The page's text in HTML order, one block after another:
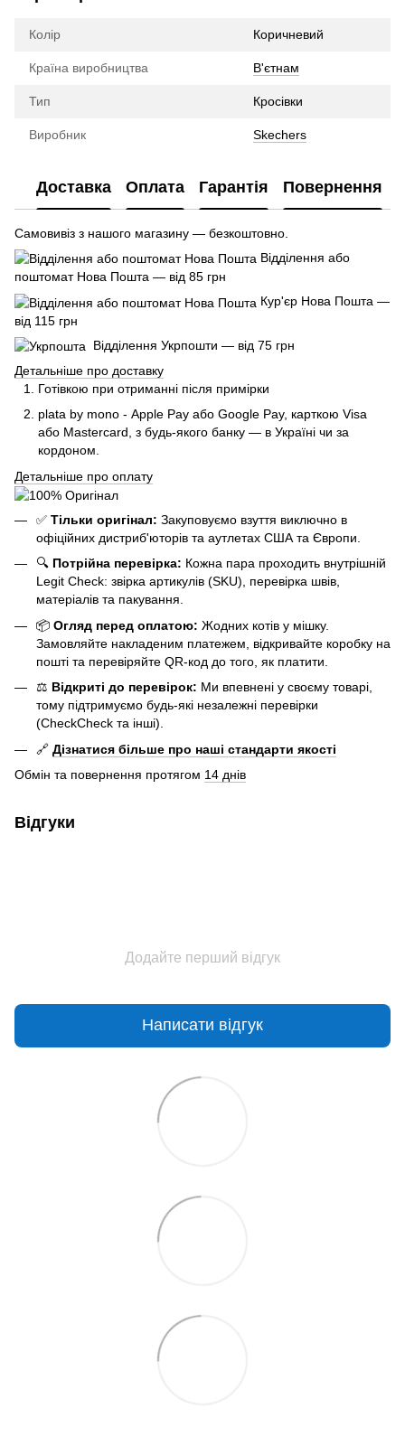
Колір Коричневий
Країна виробництва В'єтнам
Тип Кросівки
Виробник Skechers
Доставка Оплата Гарантія Повернення
Самовивіз з нашого магазину — безкоштовно.
Відділення або
поштомат Нова Пошта — від 85 грн
Кур'єр Нова Пошта —
від 115 грн
Відділення Укрпошти — від 75 грн
Детальніше про доставку
Готівкою при отриманні після примірки
plata by mono - Apple Pay або Google Pay, карткою Visa
або Mastercard, з будь-якого банку — в Україні чи за
кордоном.
Детальніше про оплату
✅ Тільки оригінал: Закуповуємо взуття виключно в
офіційних дистриб'юторів та аутлетах США та Європи.
🔍 Потрійна перевірка: Кожна пара проходить внутрішній
Legit Check: звірка артикулів (SKU), перевірка швів,
матеріалів та пакування.
📦 Огляд перед оплатою: Жодних котів у мішку.
Замовляйте накладеним платежем, відкривайте коробку на
пошті та перевіряйте QR-код до того, як платити.
⚖️ Відкриті до перевірок: Ми впевнені у своєму товарі,
тому підтримуємо будь-які незалежні перевірки
(CheckCheck та інші).
🔗 Дізнатися більше про наші стандарти якості
Обмін та повернення протягом 14 днів
Відгуки
Додайте перший відгук
Написати відгук